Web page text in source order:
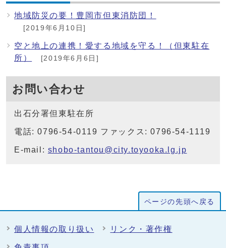
地域防災の要！豊岡市但東消防団！
[2019年6月10日]
空と地上の連携！愛する地域を守る！（但東駐在
所）
[2019年6月6日]
お問い合わせ
出石分署但東駐在所
電話: 0796-54-0119 ファックス: 0796-54-1119
E-mail: shobo-tantou@city.toyooka.lg.jp
ページの先頭へ戻る
個人情報の取り扱い リンク・著作権